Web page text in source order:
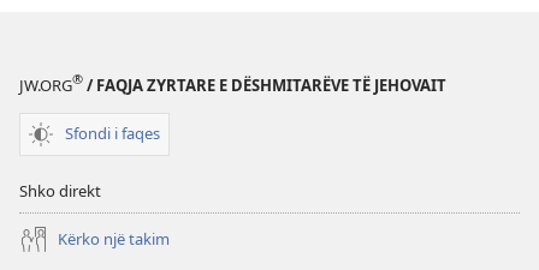
JW.ORG® / FAQJA ZYRTARE E DËSHMITARËVE TË JEHOVAIT
Sfondi i faqes
Shko direkt
Kërko një takim